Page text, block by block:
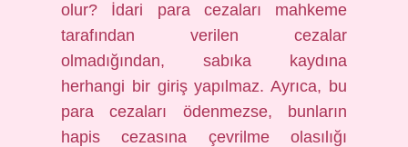
olur? İdari para cezaları mahkeme
tarafından verilen cezalar
olmadığından, sabıka kaydına
herhangi bir giriş yapılmaz. Ayrıca, bu
para cezaları ödenmezse, bunların
hapis cezasına çevrilme olasılığı